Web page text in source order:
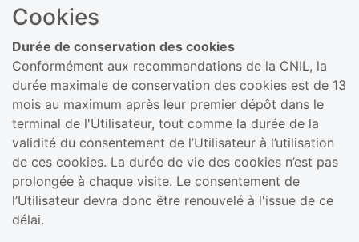
Cookies
Durée de conservation des cookies
Conformément aux recommandations de la CNIL, la
durée maximale de conservation des cookies est de 13
mois au maximum après leur premier dépôt dans le
terminal de l'Utilisateur, tout comme la durée de la
validité du consentement de l’Utilisateur à l’utilisation
de ces cookies. La durée de vie des cookies n’est pas
prolongée à chaque visite. Le consentement de
l’Utilisateur devra donc être renouvelé à l'issue de ce
délai.